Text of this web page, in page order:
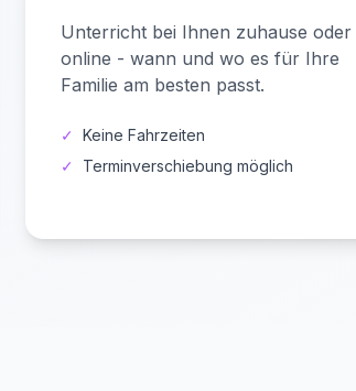
Unterricht bei Ihnen zuhause oder
online - wann und wo es für Ihre
Familie am besten passt.
✓
Keine Fahrzeiten
✓
Terminverschiebung möglich